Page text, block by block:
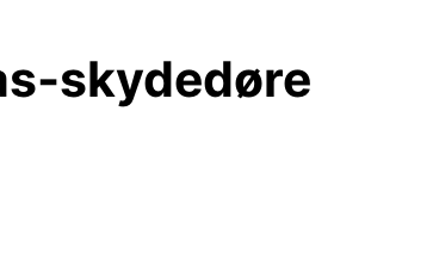
skydedøre